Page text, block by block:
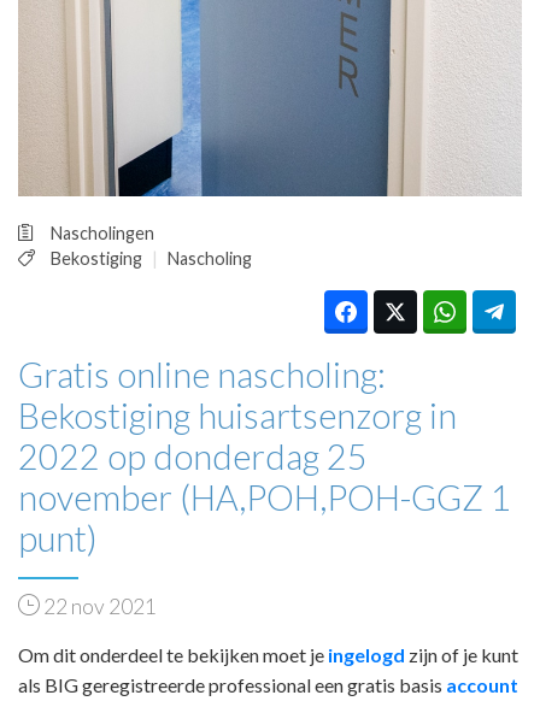
Nascholingen
Bekostiging
Nascholing
Gratis online nascholing:
Bekostiging huisartsenzorg in
2022 op donderdag 25
november (HA,POH,POH-GGZ 1
punt)
22 nov 2021
Om dit onderdeel te bekijken moet je ingelogd zijn of je kunt
als BIG geregistreerde professional een gratis basis account